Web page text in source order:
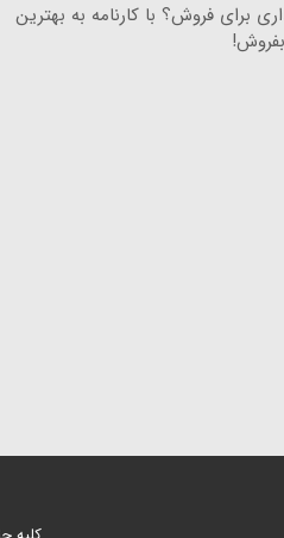
برای فروش؟ با کارنامه به بهترین